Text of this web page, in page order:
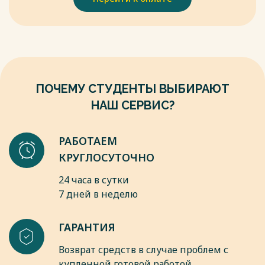
дошкольного и младшего школьного
возраста / О. С. Виталина // Логопед в детском саду. –
2023. – № 4 (105). – С.
обследования детей с нарушениями речи. Вопросы
пособие / Галина Волкова. – Санкт-Петербург: ДЕТСТВО-
ПРЕСС, 2025. – 144 с.
Весь текст будет доступенпосле покупки
ПОЧЕМУ СТУДЕНТЫ ВЫБИРАЮТ
НАШ СЕРВИС?
РАБОТАЕМ
КРУГЛОСУТОЧНО
24 часа в сутки
7 дней в неделю
ГАРАНТИЯ
Возврат средств в случае проблем с